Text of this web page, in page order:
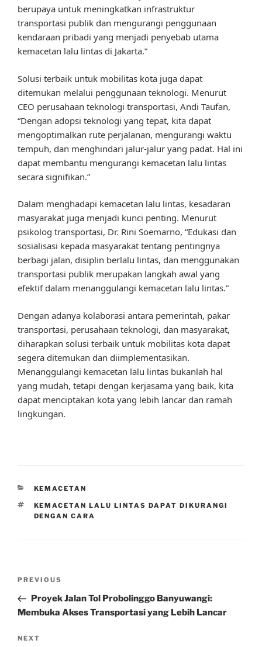
berupaya untuk meningkatkan infrastruktur
transportasi publik dan mengurangi penggunaan
kendaraan pribadi yang menjadi penyebab utama
kemacetan lalu lintas di Jakarta.”
Solusi terbaik untuk mobilitas kota juga dapat
ditemukan melalui penggunaan teknologi. Menurut
CEO perusahaan teknologi transportasi, Andi Taufan,
“Dengan adopsi teknologi yang tepat, kita dapat
mengoptimalkan rute perjalanan, mengurangi waktu
tempuh, dan menghindari jalur-jalur yang padat. Hal ini
dapat membantu mengurangi kemacetan lalu lintas
secara signifikan.”
Dalam menghadapi kemacetan lalu lintas, kesadaran
masyarakat juga menjadi kunci penting. Menurut
psikolog transportasi, Dr. Rini Soemarno, “Edukasi dan
sosialisasi kepada masyarakat tentang pentingnya
berbagi jalan, disiplin berlalu lintas, dan menggunakan
transportasi publik merupakan langkah awal yang
efektif dalam menanggulangi kemacetan lalu lintas.”
Dengan adanya kolaborasi antara pemerintah, pakar
transportasi, perusahaan teknologi, dan masyarakat,
diharapkan solusi terbaik untuk mobilitas kota dapat
segera ditemukan dan diimplementasikan.
Menanggulangi kemacetan lalu lintas bukanlah hal
yang mudah, tetapi dengan kerjasama yang baik, kita
dapat menciptakan kota yang lebih lancar dan ramah
lingkungan.
CATEGORIES
KEMACETAN
TAGS
KEMACETAN LALU LINTAS DAPAT DIKURANGI
DENGAN CARA
Previous
Post
PREVIOUS
Proyek Jalan Tol Probolinggo Banyuwangi:
Membuka Akses Transportasi yang Lebih Lancar
Next
NEXT